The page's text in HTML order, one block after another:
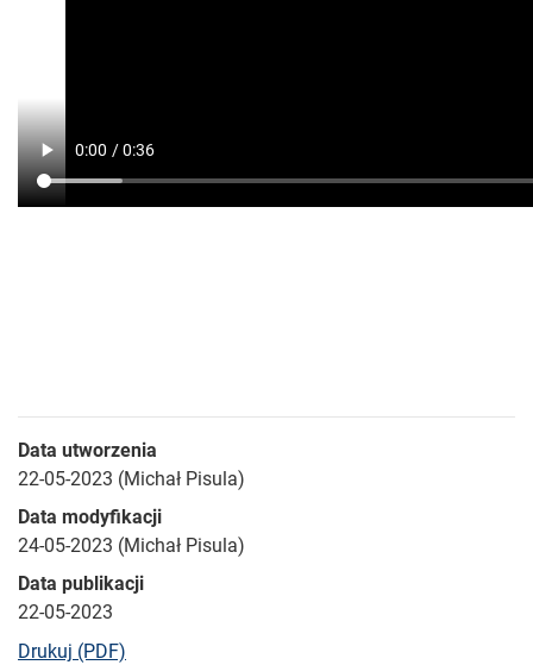
Data utworzenia
22-05-2023 (Michał Pisula)
Data modyfikacji
24-05-2023 (Michał Pisula)
Data publikacji
22-05-2023
Drukuj (PDF)